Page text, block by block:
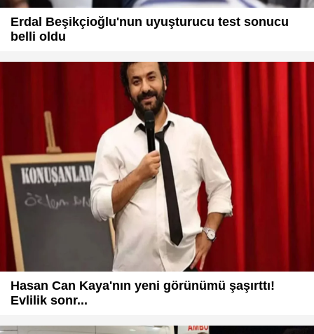
Erdal Beşikçioğlu'nun uyuşturucu test sonucu
belli oldu
Hasan Can Kaya'nın yeni görünümü şaşırttı!
Evlilik sonr...